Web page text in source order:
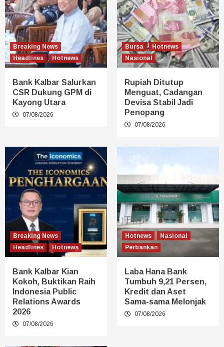
Breaking News
Headlines
Hotnews
Bank Kalbar Salurkan
CSR Dukung GPM di
Kayong Utara
07/08/2026
Bursa
Hotnews
Nasional
Rupiah Ditutup
Menguat, Cadangan
Devisa Stabil Jadi
Penopang
07/08/2026
Breaking News
Headlines
Hotnews
Bank Kalbar Kian
Kokoh, Buktikan Raih
Indonesia Public
Relations Awards
2026
07/08/2026
Hotnews
Nasional
Perbankan
Laba Hana Bank
Tumbuh 9,21 Persen,
Kredit dan Aset
Sama-sama Melonjak
07/08/2026